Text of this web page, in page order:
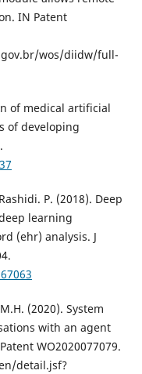
IN Patent
wos/diidw/full-
of medical artificial
of developing
P. (2018). Deep
learning
(ehr) analysis. J
(2020). System
with an agent
WO2020077079.
detail.jsf?